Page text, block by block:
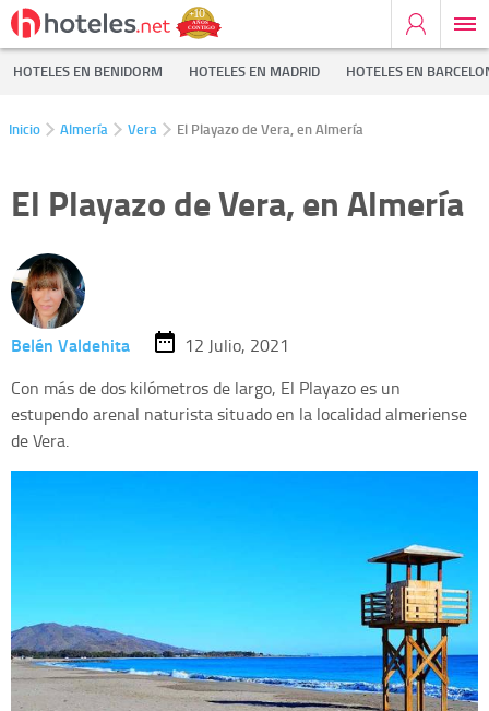
HOTELES EN BENIDORM HOTELES EN MADRID HOTELES EN
Inicio Almería Vera El Playazo de Vera, en Almería
El Playazo de Vera, en Almería
Belén Valdehita
12 Julio, 2021
Con más de dos kilómetros de largo, El Playazo es un
estupendo arenal naturista situado en la localidad almeriense
de Vera.